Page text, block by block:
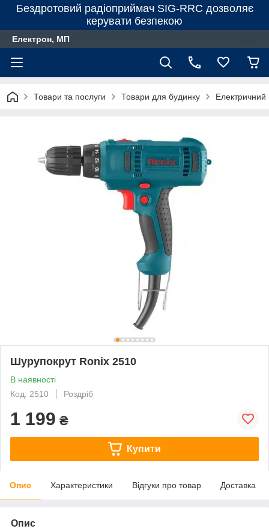
Бездротовий радіоприймач SIG-RRC дозволяє
керувати безпекою
Електрон, МП
Товари та послуги Товари для будинку Електричний
Шурупокрут Ronix 2510
В наявності
Код: 2510
Роздріб
1 199 ₴
Купити
Опис Характеристики Відгуки про товар Доставка
Опис